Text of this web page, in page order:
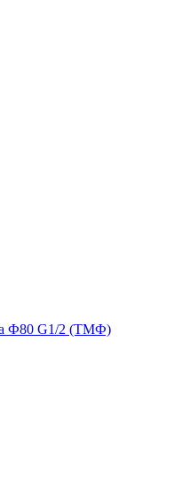
Ф80 G1/2 (ТМФ)